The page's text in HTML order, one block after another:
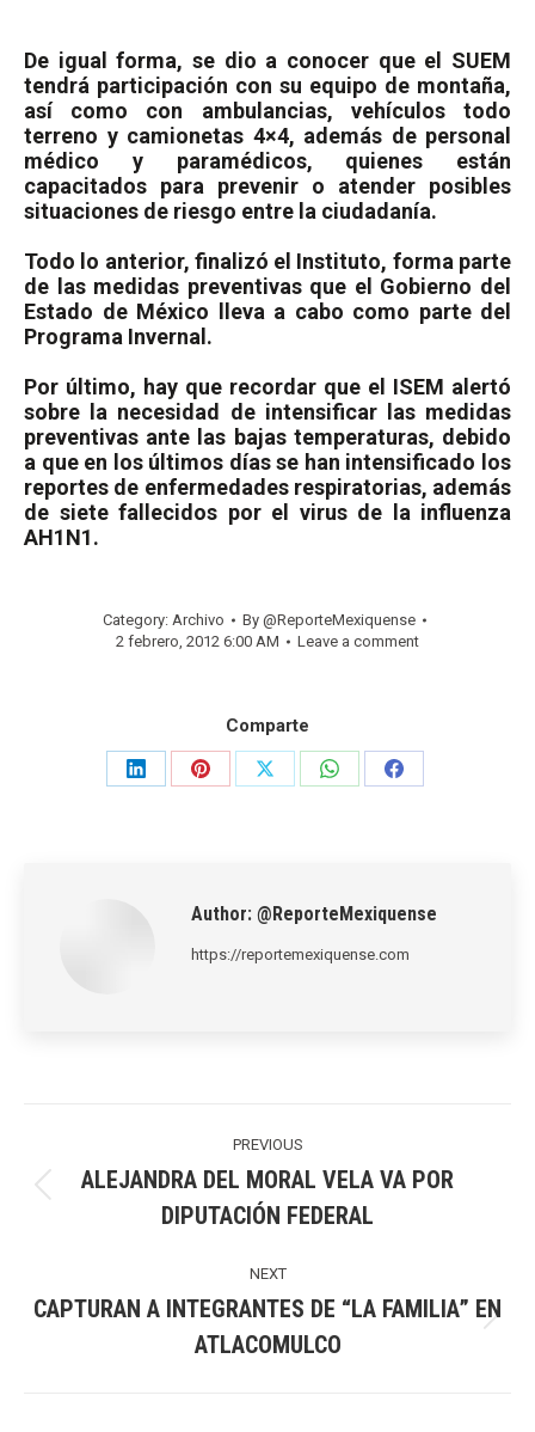
De igual forma, se dio a conocer que el SUEM
tendrá participación con su equipo de montaña,
así como con ambulancias, vehículos todo
terreno y camionetas 4×4, además de personal
médico y paramédicos, quienes están
capacitados para prevenir o atender posibles
situaciones de riesgo entre la ciudadanía.
Todo lo anterior, finalizó el Instituto, forma parte
de las medidas preventivas que el Gobierno del
Estado de México lleva a cabo como parte del
Programa Invernal.
Por último, hay que recordar que el ISEM alertó
sobre la necesidad de intensificar las medidas
preventivas ante las bajas temperaturas, debido
a que en los últimos días se han intensificado los
reportes de enfermedades respiratorias, además
de siete fallecidos por el virus de la influenza
AH1N1.
Category: Archivo By @ReporteMexiquense
2 febrero, 2012 6:00 AM
Leave a comment
Comparte
Share
Share
Share
Share
Share
Author: @ReporteMexiquense
https://reportemexiquense.com
PREVIOUS
post:
ALEJANDRA DEL MORAL VELA VA POR
DIPUTACIÓN FEDERAL
NEXT
post:
CAPTURAN A INTEGRANTES DE “LA FAMILIA” EN
ATLACOMULCO